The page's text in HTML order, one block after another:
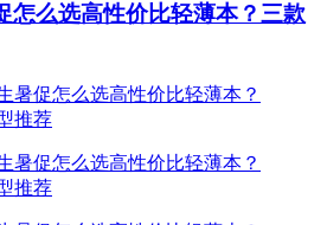
怎么选高性价比轻薄本？三款